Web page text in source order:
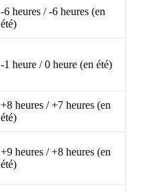
-6 heures / -6 heures (en
été)
-1 heure / 0 heure (en été)
+8 heures / +7 heures (en
été)
+9 heures / +8 heures (en
été)